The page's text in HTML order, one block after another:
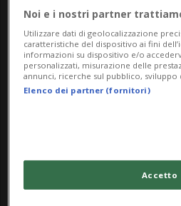
TENERO
Swiss Voice
ritorno al Centro
Noi e i nostri partner
Utilizzare dati di geolocalizzazione
caratteristiche del dispositivo ai fini
informazioni su dispositivo e/o
personalizzati, misurazione delle
annunci, ricerche sul pubblico, sviluppo
Elenco dei partner (fornitori)
Accetto